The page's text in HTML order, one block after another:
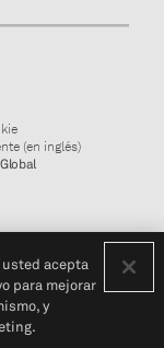
(en inglés)
usted acepta
para mejorar
y